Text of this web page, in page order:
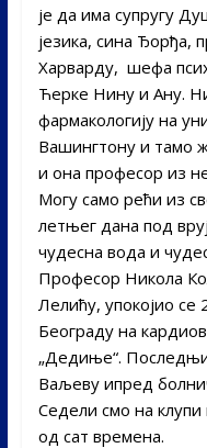
је да има супругу
језика, сина Ђорђа,
Харварду, шефа
Ћерке Нину и Aну.
фармакологију на
Вашингтону и тамо
и она професор из
Могу само рећи из
летњег дана под
чудесна вода и
Професор Никола
Лелићу, упокојио
Београду на
„Дедиње“.
Ваљеву ипред
Седели смо на
од сат времена.